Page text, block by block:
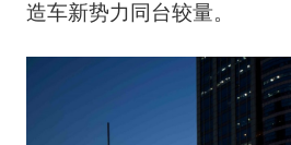
造车新势力同台较量。